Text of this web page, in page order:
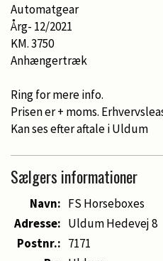
Automatgear
Årg- 12/2021
KM. 3750
Anhængertræk
Ring for mere info.
Prisen er + moms.
Kan ses efter aftale i Uldum
Sælgers informationer
Navn: FS Horseboxes
Adresse: Uldum Hedevej 8
Postnr.: 7171